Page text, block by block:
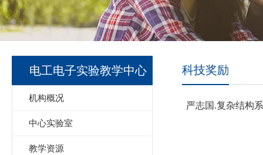
电工电子实验教学中心
机构概况
中心实验室
教学资源
科技奖励
严志国 .复杂结构